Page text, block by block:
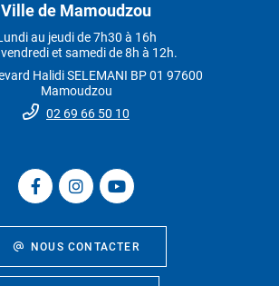
Ville de Mamoudzou
au jeudi de 7h30 à 16h
et samedi de 8h à 12h.
Halidi SELEMANI BP 01 97600
Mamoudzou
02 69 66 50 10
NOUS CONTACTER